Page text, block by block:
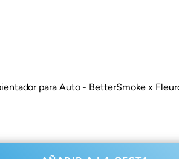
para Auto - BetterSmoke x